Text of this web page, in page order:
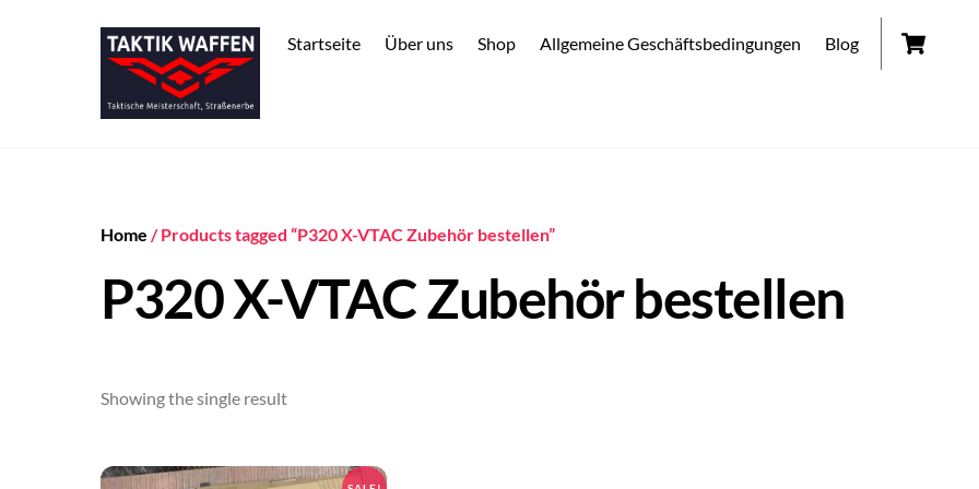
Startseite Über uns Shop Allgemeine Geschäftsbedingungen Blog
Home / Products tagged “P320 X-VTAC Zubehör bestellen”
P320 X-VTAC Zubehör bestellen
Showing the single result